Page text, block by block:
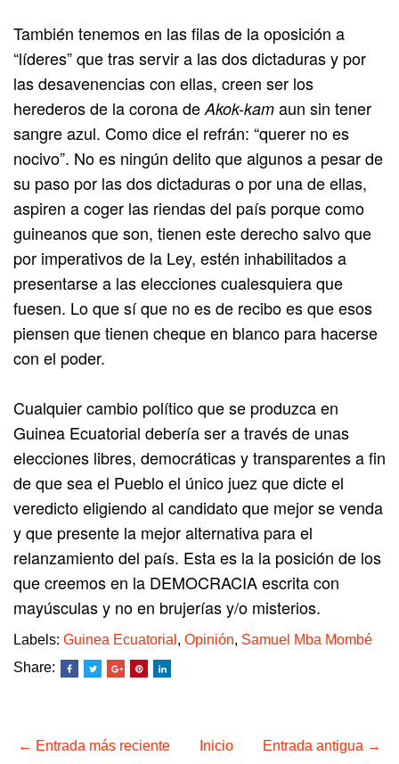
También tenemos en las filas de la oposición a
“líderes” que tras servir a las dos dictaduras y por
las desavenencias con ellas, creen ser los
herederos de la corona de Akok-kam aun sin tener
sangre azul. Como dice el refrán: “querer no es
nocivo”. No es ningún delito que algunos a pesar de
su paso por las dos dictaduras o por una de ellas,
aspiren a coger las riendas del país porque como
guineanos que son, tienen este derecho salvo que
por imperativos de la Ley, estén inhabilitados a
presentarse a las elecciones cualesquiera que
fuesen. Lo que sí que no es de recibo es que esos
piensen que tienen cheque en blanco para hacerse
con el poder.
Cualquier cambio político que se produzca en
Guinea Ecuatorial debería ser a través de unas
elecciones libres, democráticas y transparentes a fin
de que sea el Pueblo el único juez que dicte el
veredicto eligiendo al candidato que mejor se venda
y que presente la mejor alternativa para el
relanzamiento del país. Esta es la la posición de los
que creemos en la DEMOCRACIA escrita con
mayúsculas y no en brujerías y/o misterios.
Labels: Guinea Ecuatorial , Opinión, Samuel Mba Mombé
Share:
← Entrada más reciente Entrada antigua →
Inicio